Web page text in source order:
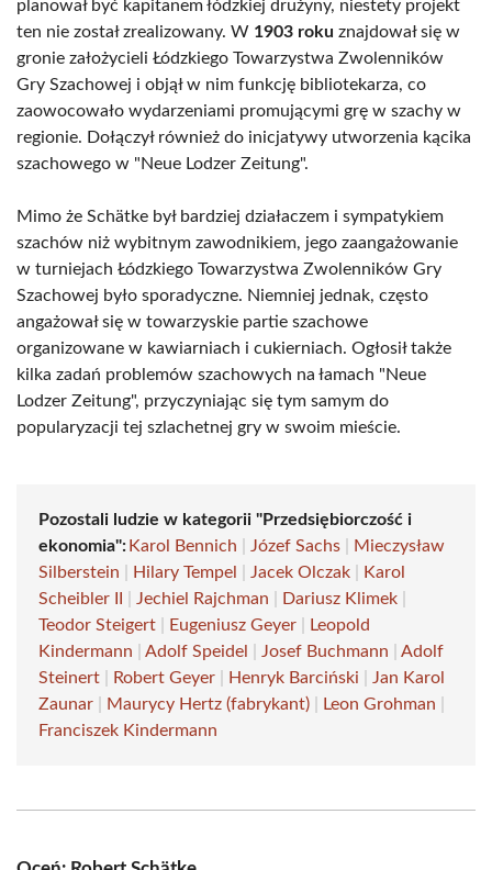
planował być kapitanem łódzkiej drużyny, niestety projekt
ten nie został zrealizowany. W 1903 roku znajdował się w
gronie założycieli Łódzkiego Towarzystwa Zwolenników
Gry Szachowej i objął w nim funkcję bibliotekarza, co
zaowocowało wydarzeniami promującymi grę w szachy w
regionie. Dołączył również do inicjatywy utworzenia kącika
szachowego w "Neue Lodzer Zeitung".
Mimo że Schätke był bardziej działaczem i sympatykiem
szachów niż wybitnym zawodnikiem, jego zaangażowanie
w turniejach Łódzkiego Towarzystwa Zwolenników Gry
Szachowej było sporadyczne. Niemniej jednak, często
angażował się w towarzyskie partie szachowe
organizowane w kawiarniach i cukierniach. Ogłosił także
kilka zadań problemów szachowych na łamach "Neue
Lodzer Zeitung", przyczyniając się tym samym do
popularyzacji tej szlachetnej gry w swoim mieście.
Pozostali ludzie w kategorii "Przedsiębiorczość i
ekonomia": Karol Bennich Józef Sachs
Mieczysław
Silberstein
Hilary Tempel Jacek Olczak
Karol
Scheibler II
Jechiel Rajchman Dariusz Klimek
Teodor Steigert
Eugeniusz Geyer
Leopold
Kindermann
Adolf Speidel Josef Buchmann
Adolf
Steinert
Robert Geyer Henryk Barciński
Jan Karol
Zaunar
Maurycy Hertz (fabrykant) Leon Grohman
Franciszek Kindermann